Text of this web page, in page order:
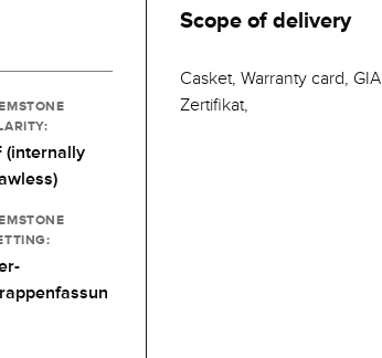
(internally
Scope of delivery
Casket, Warranty card, GIA
Zertifikat,